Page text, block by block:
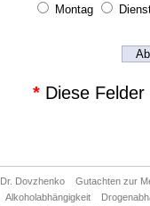
Montag
* Diese
Dr. Dovzhenko
Gutachten zur
Alkoholabhängigkeit